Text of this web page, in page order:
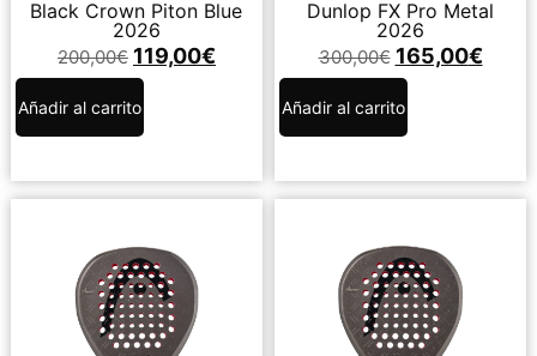
Black Crown Piton Blue
2026
200,00€ 119,00€
Añadir al carrito
Dunlop FX Pro Metal
2026
300,00€ 165,00€
Añadir al carrito